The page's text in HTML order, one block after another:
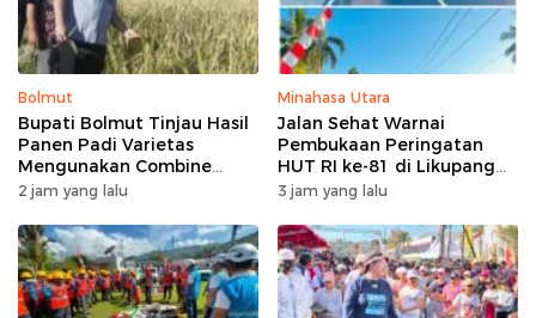
Bolmut
Bupati Bolmut Tinjau Hasil
Panen Padi Varietas
Mengunakan Combine
Harvester
2 jam yang lalu
Minahasa Utara
Jalan Sehat Warnai
Pembukaan Peringatan
HUT RI ke-81 di Likupang
Barat
3 jam yang lalu